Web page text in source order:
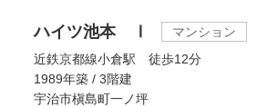
ハイツ池本 Ⅰ
マンション
近鉄京都線小倉駅 徒歩12分
1989年築 / 3階建
宇治市槇島町一ノ坪